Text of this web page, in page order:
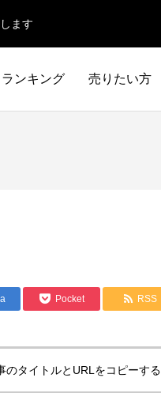
ます
ランキング 売りたい方
ILTALIA
Pocket RSS
のタイトルとURLをコピーする